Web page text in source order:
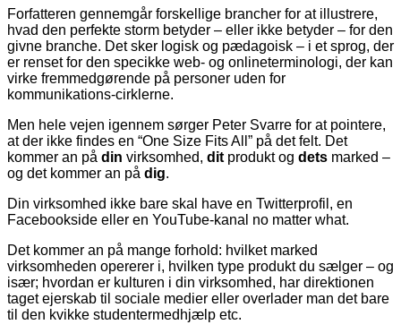
Forfatteren gennemgår forskellige brancher for at illustrere,
hvad den perfekte storm betyder – eller ikke betyder – for den
givne branche. Det sker logisk og pædagoisk – i et sprog, der
er renset for den specikke web- og onlineterminologi, der kan
virke fremmedgørende på personer uden for
kommunikations-cirklerne.
Men hele vejen igennem sørger Peter Svarre for at pointere,
at der ikke findes en “One Size Fits All” på det felt. Det
kommer an på din virksomhed, dit produkt og dets marked –
og det kommer an på dig.
Din virksomhed ikke bare skal have en Twitterprofil, en
Facebookside eller en YouTube-kanal no matter what.
Det kommer an på mange forhold: hvilket marked
virksomheden opererer i, hvilken type produkt du sælger – og
især; hvordan er kulturen i din virksomhed, har direktionen
taget ejerskab til sociale medier eller overlader man det bare
til den kvikke studentermedhjælp etc.